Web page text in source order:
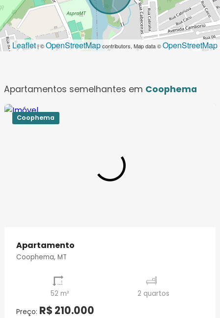
Leaflet| ©OpenStreetMapcontributors, Map data ©OpenStreetMap
Apartamentos semelhantes em Coophema
Coophema
Apartamento
Coophema, MT
52 m²
2 quartos
Preço: R$ 210.000